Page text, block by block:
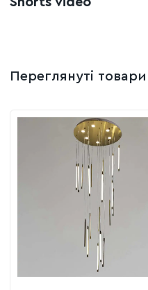
Переглянуті товари